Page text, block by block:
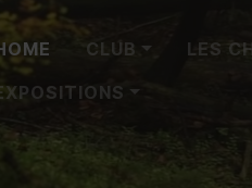
CLUB LES